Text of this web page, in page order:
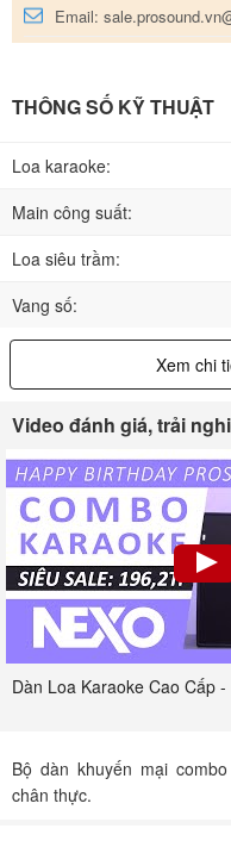
Email:
THÔNG SỐ KỸ THUẬT
Loa karaoke:
Main công suất:
Loa siêu trầm:
Vang số:
Xem chi
Video đánh giá, trải
Dàn Loa Karaoke Cao Cấp
Bộ dàn khuyến mại
chân thực.